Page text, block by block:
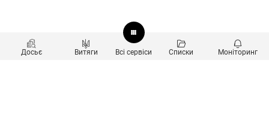
Досьє Витяги Всі сервіси Списки Моніторинг